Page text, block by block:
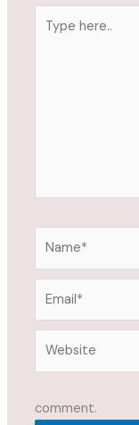
here..
comment.